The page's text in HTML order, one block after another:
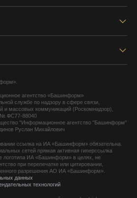
агентство «Башинформ»
службе по надзору в сфере связи,
и массовых коммуникаций (Роскомнадзор),
№ ФС77-88040
"Информационное агентство "Башинформ"
Руслан Михайлович
ссылка на ИА «Башинформ» обязательна.
сетей прямая активная гиперссылка
логотипа ИА «Башинформ» в целях, не
при перепечатке или цитировании,
разрешения АО ИА «Башинформ».
данных
технологий